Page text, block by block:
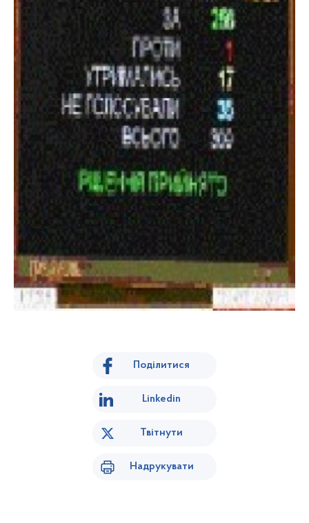
Поділитися
Linkedin
Твітнути
Надрукувати